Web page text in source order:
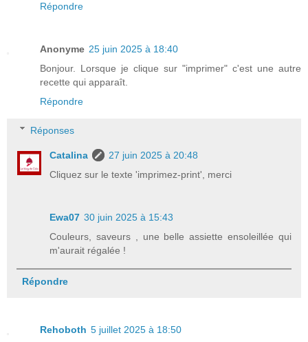
Répondre
Anonyme 25 juin 2025 à 18:40
Bonjour. Lorsque je clique sur "imprimer" c'est une autre
recette qui apparaît.
Répondre
Réponses
Catalina
27 juin 2025 à 20:48
Cliquez sur le texte 'imprimez-print', merci
Ewa07 30 juin 2025 à 15:43
Couleurs, saveurs , une belle assiette ensoleillée qui
m'aurait régalée !
Répondre
Rehoboth 5 juillet 2025 à 18:50